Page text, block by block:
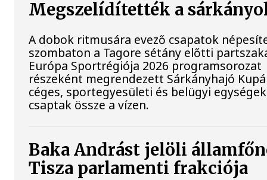
Megszelídítették a
A dobok ritmusára evező csapatok
szombaton a Tagore sétány előtti
Európa Sportrégiója 2026 programsorozat
részeként megrendezett Sárkányhajó
céges, sportegyesületi és belügyi egységek
csaptak össze a vízen.
Baka Andrást jelöli
Tisza parlamenti frakciója